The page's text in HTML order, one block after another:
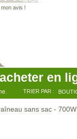
avis !
en
TRIER PAR :
sans sac -